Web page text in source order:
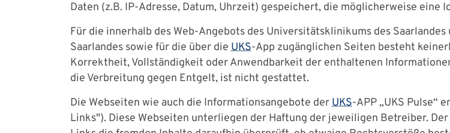
Daten (z.B. IP-Adresse, Datum, Uhrzeit) gespeichert, die möglicherweise eine
Für die innerhalb des Web-Angebots des Universitätsklinikums des
Saarlandes sowie für die über die UKS-App zugänglichen Seiten besteht
Korrektheit, Vollständigkeit oder Anwendbarkeit der enthaltenen
die Verbreitung gegen Entgelt, ist nicht gestattet.
Die Webseiten wie auch die Informationsangebote derUKS-APP „UKS Pulse“
Links"). Diese Webseiten unterliegen der Haftung der jeweiligen Betreiber.